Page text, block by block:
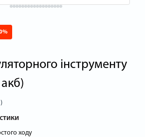
інструменту
ходу